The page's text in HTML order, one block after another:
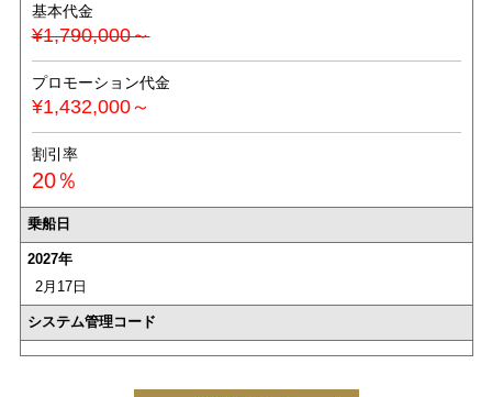
基本代金
¥1,790,000～
プロモーション代金
¥1,432,000～
割引率
20％
乗船日
2027年
2月17日
システム管理コード